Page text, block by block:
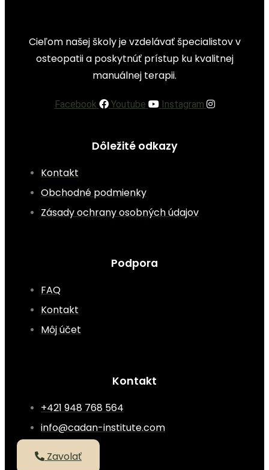
Cieľom našej školy je vzdelávať špecialistov v
osteopatii a poskytnúť prístup ku kvalitnej
manuálnej terapii.
Facebook Youtube Instagram
Dôležité odkazy
Kontakt
Obchodné podmienky
Zásady ochrany osobných údajov
Podpora
FAQ
Kontakt
Môj účet
Kontakt
+421 948 768 564
info@cadan-institute.com
Zavolať